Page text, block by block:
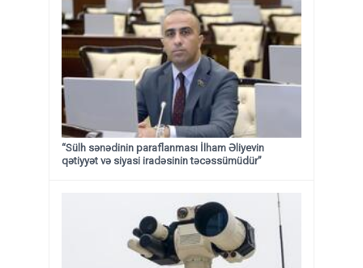
“Sülh sənədinin paraflanması İlham Əliyevin
qətiyyət və siyasi iradəsinin təcəssümüdür”